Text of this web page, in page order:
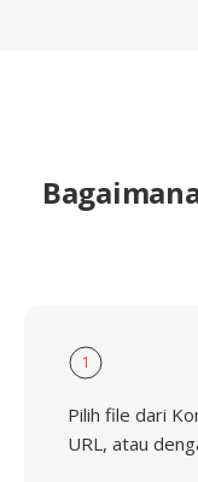
1
Pilih file dari
URL, atau